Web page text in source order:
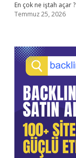
En çok ne iştah açar ?
Temmuz 25, 2026